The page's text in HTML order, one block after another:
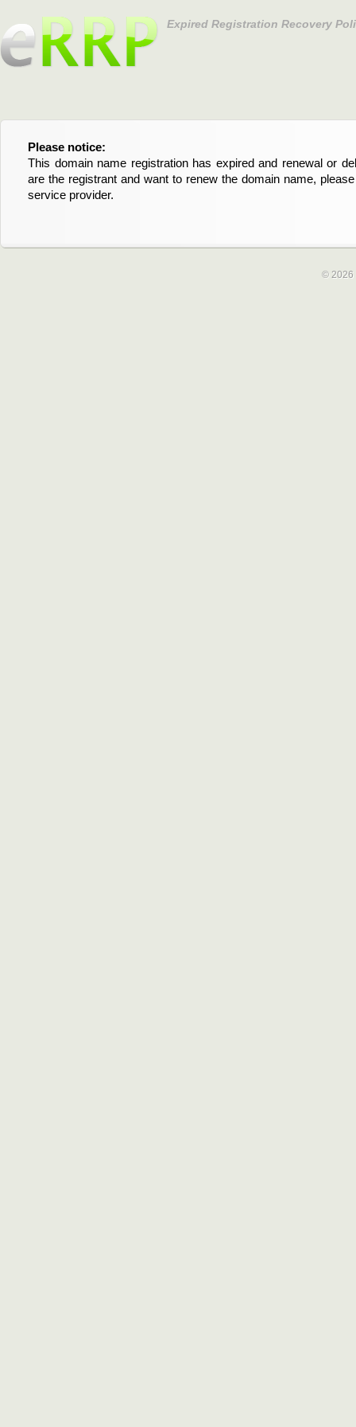
Expired Registration Recovery
Please notice:
This domain name registration has expired and renewal or
are the registrant and want to renew the domain name,
service provider.
Bitte beachten Sie:
Diese Domainregistrierung ist abgelaufen und die
Domain stehen an. Wenn Sie der Registrant sind und
verlängern möchten, kontaktieren Sie bitte Ihren Service-
© 2026